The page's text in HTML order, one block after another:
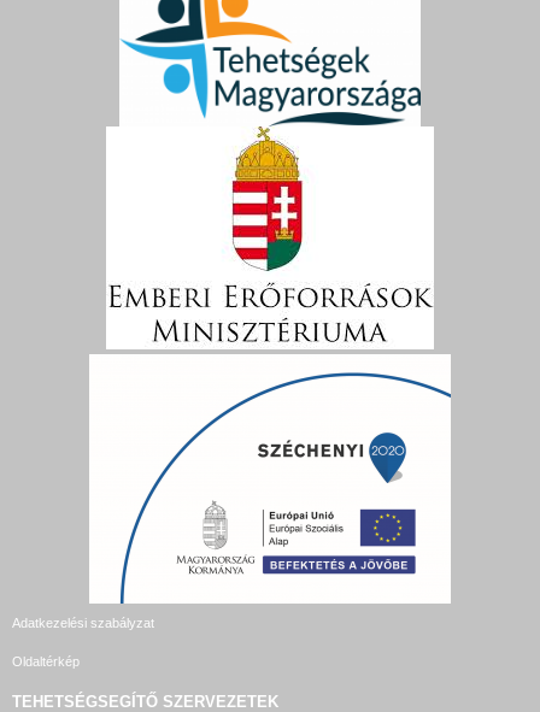
Adatkezelési szabályzat
Oldaltérkép
TEHETSÉGSEGÍTŐ SZERVEZETEK